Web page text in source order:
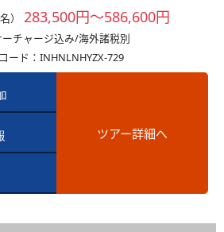
） 283,500円～586,600円
チャージ込み/海外諸税別
ード：INHNLNHYZX-729
ツアー詳細へ